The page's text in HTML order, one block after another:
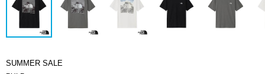
SUMMER SALE